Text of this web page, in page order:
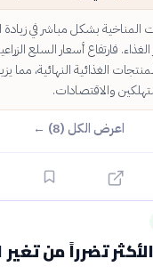
المناخية بشكل مباشر في
فارتفاع أسعار السلع
الغذائية النهائية، مما
والاقتصادات.
اعرض الكل (8) ←
تضرراً من تغير